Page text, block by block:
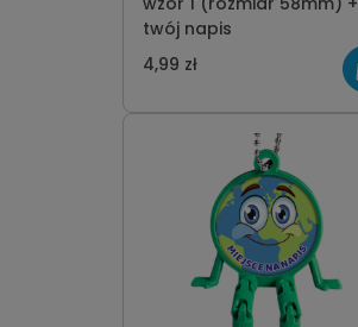
twój napis
4,99 zł